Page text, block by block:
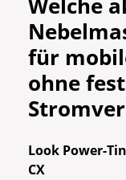
für
ohne
Look Power-
CX